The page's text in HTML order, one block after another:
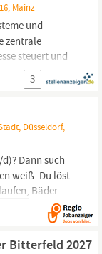
Mainz
und
zentrale
steuert und
werden.
3
Düsseldorf,
Dann such
weiß. Du löst
laufen, Bäder
Du auch
SHK. Als
Bitterfeld 2027